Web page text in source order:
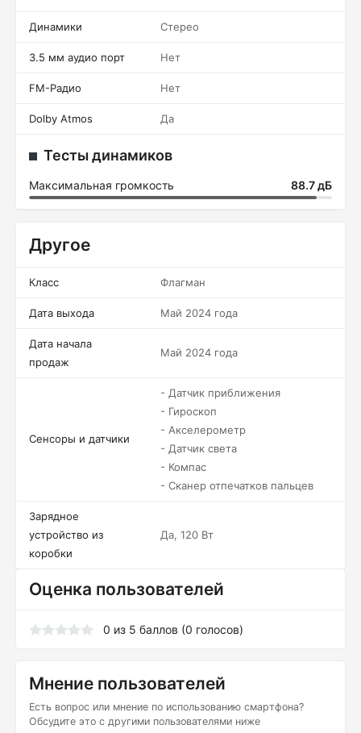
Динамики Стерео
3.5 мм аудио порт Нет
FM-Радио Нет
Dolby Atmos Да
Тесты динамиков
Максимальная громкость 88.7 дБ
Другое
Класс Флагман
Дата выхода Май 2024 года
Дата начала
продаж
Май 2024 года
Сенсоры и датчики
- Датчик приближения
- Гироскоп
- Акселерометр
- Датчик света
- Компас
- Сканер отпечатков пальцев
Зарядное
устройство из
коробки
Да, 120 Вт
Оценка пользователей
0 из 5 баллов (0 голосов)
Мнение пользователей
Есть вопрос или мнение по использованию смартфона?
Обсудите это с другими пользователями ниже